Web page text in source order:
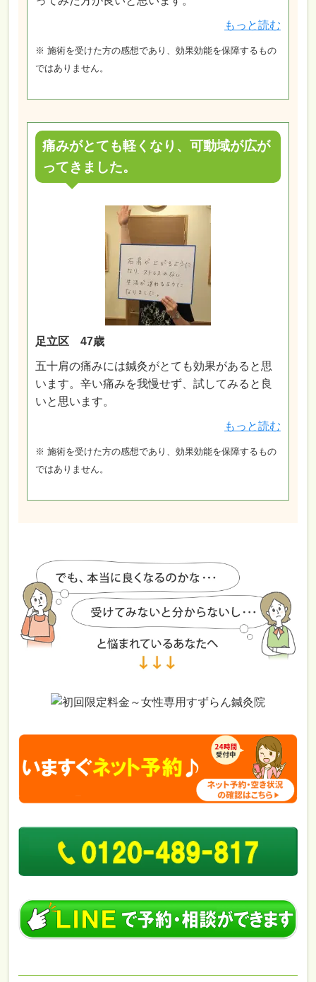
もっと読む
※ 施術を受けた方の感想であり、効果効能を保障するもの
ではありません。
痛みがとても軽くなり、可動域が広が
ってきました。
足立区 47歳
五十肩の痛みには鍼灸がとても効果があると思
います。辛い痛みを我慢せず、試してみると良
いと思います。
もっと読む
※ 施術を受けた方の感想であり、効果効能を保障するもの
ではありません。